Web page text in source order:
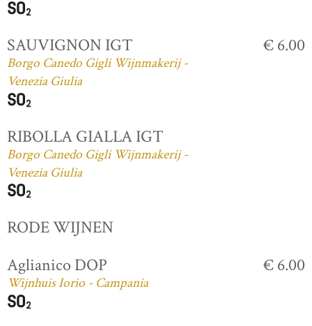
SAUVIGNON IGT
Borgo Canedo Gigli Wijnmakerij -
Venezia Giulia
€ 6.00
RIBOLLA GIALLA IGT
Borgo Canedo Gigli Wijnmakerij -
Venezia Giulia
RODE WIJNEN
Aglianico DOP
Wijnhuis Iorio - Campania
€ 6.00